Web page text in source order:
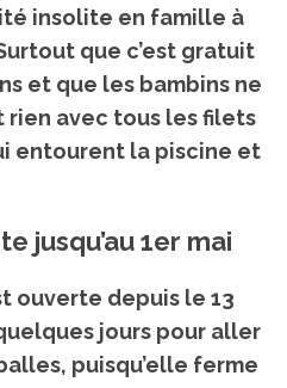
insolite en famille à
que c’est gratuit
et que les bambins ne
avec tous les filets
entourent la piscine et
jusqu’au 1er mai
ouverte depuis le 13
jours pour aller
puisqu’elle ferme